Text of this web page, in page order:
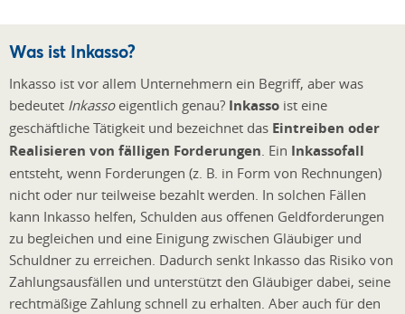
Was ist Inkasso?
Inkasso ist vor allem Unternehmern ein Begriff, aber was
bedeutet Inkassoeigentlich genau? Inkasso ist eine
geschäftliche Tätigkeit und bezeichnet das Eintreiben oder
Realisieren von fälligen Forderungen . Ein Inkassofall
entsteht, wenn Forderungen (z. B. in Form von Rechnungen)
nicht oder nur teilweise bezahlt werden. In solchen Fällen
kann Inkasso helfen, Schulden aus offenen Geldforderungen
zu begleichen und eine Einigung zwischen Gläubiger und
Schuldner zu erreichen. Dadurch senkt Inkasso das Risiko von
Zahlungsausfällen und unterstützt den Gläubiger dabei, seine
rechtmäßige Zahlung schnell zu erhalten. Aber auch für den